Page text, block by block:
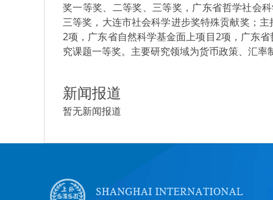
奖一等奖、二等奖、三等奖，广东省哲学社会
三等奖，大连市社会科学进步奖特殊贡献奖；
2项，广东省自然科学基金面上项目2项，广东
究课题一等奖。主要研究领域为货币政策、汇
新闻报道
暂无新闻报道